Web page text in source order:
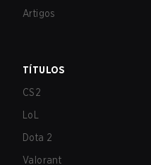
Artigos
TÍTULOS
CS2
LoL
Dota 2
Valorant